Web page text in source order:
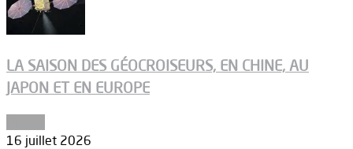
LA SAISON DES GÉOCROISEURS, EN CHINE, AU
JAPON ET EN EUROPE
16 juillet 2026